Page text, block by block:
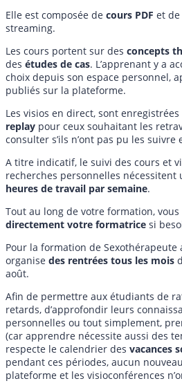
Elle est composée de cours PDF et de
streaming.
Les cours portent sur des concepts
des études de cas. L’apprenant y a
choix depuis son espace personnel,
publiés sur la plateforme.
Les visios en direct, sont enregistrées
replay pour ceux souhaitant les
consulter s’ils n’ont pas pu les suivre
A titre indicatif, le suivi des cours et
recherches personnelles nécessitent
heures de travail par semaine.
Tout au long de votre formation,
directement votre formatrice si
Pour la formation de Sexothérapeute
organise des rentrées tous les mois
août.
Afin de permettre aux étudiants de
retards, d’approfondir leurs
personnelles ou tout simplement,
(car apprendre nécessite aussi des
respecte le calendrier des vacances
pendant ces périodes, aucun
plateforme et les visioconférences